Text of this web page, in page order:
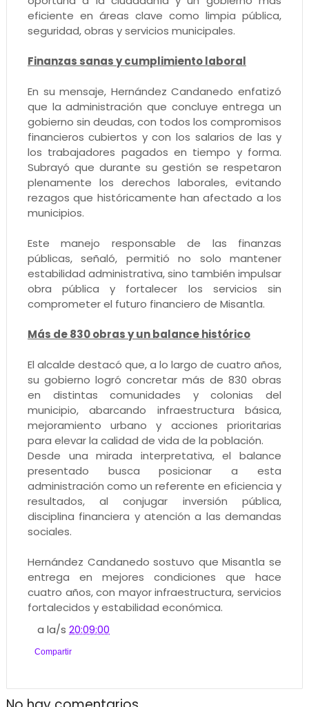
eficiente en áreas clave como limpia pública,
seguridad, obras y servicios municipales.
Finanzas sanas y cumplimiento laboral
En su mensaje, Hernández Candanedo enfatizó
que la administración que concluye entrega un
gobierno sin deudas, con todos los compromisos
financieros cubiertos y con los salarios de las y
los trabajadores pagados en tiempo y forma.
Subrayó que durante su gestión se respetaron
plenamente los derechos laborales, evitando
rezagos que históricamente han afectado a los
municipios.
Este manejo responsable de las finanzas
públicas, señaló, permitió no solo mantener
estabilidad administrativa, sino también impulsar
obra pública y fortalecer los servicios sin
comprometer el futuro financiero de Misantla.
Más de 830 obras y un balance histórico
El alcalde destacó que, a lo largo de cuatro años,
su gobierno logró concretar más de 830 obras
en distintas comunidades y colonias del
municipio, abarcando infraestructura básica,
mejoramiento urbano y acciones prioritarias
para elevar la calidad de vida de la población.
Desde una mirada interpretativa, el balance
presentado busca posicionar a esta
administración como un referente en eficiencia y
resultados, al conjugar inversión pública,
disciplina financiera y atención a las demandas
sociales.
Hernández Candanedo sostuvo que Misantla se
entrega en mejores condiciones que hace
cuatro años, con mayor infraestructura, servicios
fortalecidos y estabilidad económica.
a la/s20:09:00
Compartir